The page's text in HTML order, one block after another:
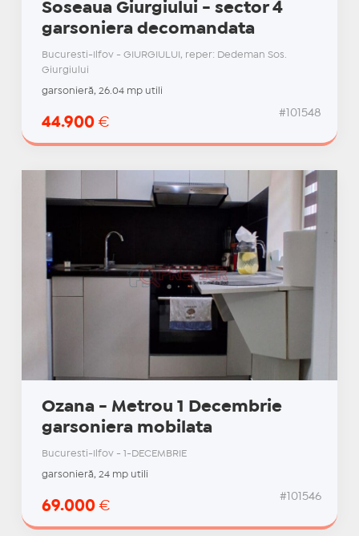
Soseaua Giurgiului - sector 4
garsoniera decomandata
Bucuresti-Ilfov - GIURGIULUI, reper: Dedeman Sos.
Giurgiului
garsonieră, 26.04 mp utili
44.900 €
#101548
Ozana - Metrou 1 Decembrie
garsoniera mobilata
Bucuresti-Ilfov - 1-DECEMBRIE
garsonieră, 24 mp utili
69.000 €
#101546